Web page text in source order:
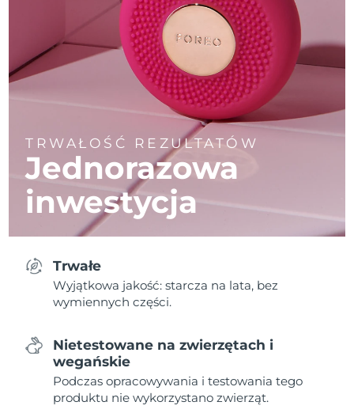
TRWAŁOŚĆ REZULTATÓW
Jednorazowa
inwestycja
Trwałe
Wyjątkowa jakość: starcza na lata, bez
wymiennych części.
Nietestowane na zwierzętach i
wegańskie
Podczas opracowywania i testowania tego
produktu nie wykorzystano zwierząt.